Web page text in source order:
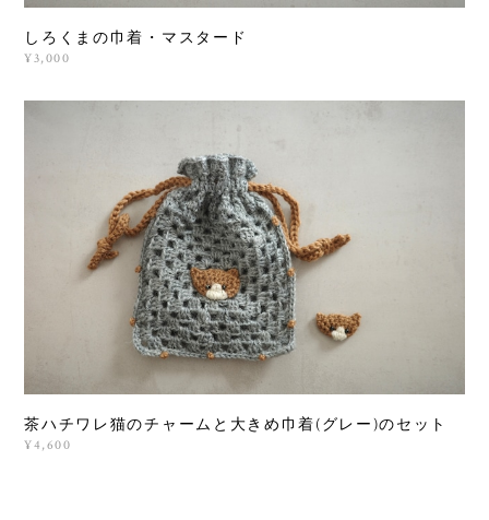
しろくまの巾着・マスタード
¥3,000
茶ハチワレ猫のチャームと大きめ巾着(グレー)のセット
¥4,600